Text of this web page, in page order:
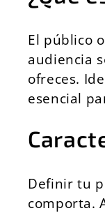
El público
audiencia
ofreces.
esencial
Definir tu
comporta.